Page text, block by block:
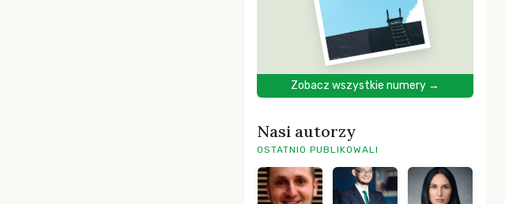
Zobacz wszystkie numery →
Nasi autorzy
OSTATNIO PUBLIKOWALI